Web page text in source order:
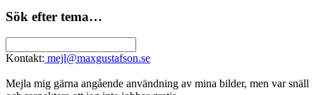
Sök efter tema…
Kontakt: mejl@maxgustafson.se
Mejla mig gärna angående användning av mina bilder, men var snäll